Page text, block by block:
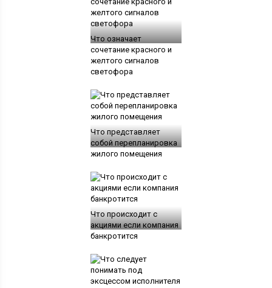
Что означает
сочетание красного и
желтого сигналов
светофора
Что представляет
собой перепланировка
жилого помещения
Что происходит с
акциями если компания
банкротится